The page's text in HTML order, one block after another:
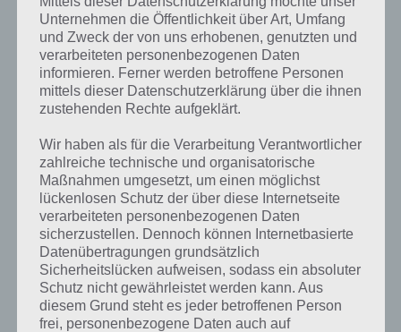
Weitere Aufgaben und Rätsel im gleichen
Level
Ebenfalls im gleichen Level wie “Wichtiger Entwicklungsschritt für
Bild: Mann und Frau im Urlaub“. Klicke einfach auf den Sachverhalt,
um zur 94% Lösung zu gelangen.
Wenn die Lösung nicht mehr aktuell sein sollte oder ein Wort in der
Lösung von 94 Prozent fehlt, so teile uns die korrekten Lösungen
einfach in den Kommentaren mit. Nur so können wir stets die
aktuellen Antworten auf die zahlreichen Fragen in der App geben.
Darum geht es bei 94%
Unternehmen die Öffentlichkeit über Art, Umfang
und Zweck der von uns erhobenen, genutzten und
verarbeiteten personenbezogenen Daten
informieren. Ferner werden betroffene Personen
mittels dieser Datenschutzerklärung über die ihnen
zustehenden Rechte aufgeklärt.
Wir haben als für die Verarbeitung Verantwortlicher
zahlreiche technische und organisatorische
Maßnahmen umgesetzt, um einen möglichst
lückenlosen Schutz der über diese Internetseite
verarbeiteten personenbezogenen Daten
sicherzustellen. Dennoch können Internetbasierte
Datenübertragungen grundsätzlich
Sicherheitslücken aufweisen, sodass ein absoluter
Schutz nicht gewährleistet werden kann. Aus
diesem Grund steht es jeder betroffenen Person
frei, personenbezogene Daten auch auf